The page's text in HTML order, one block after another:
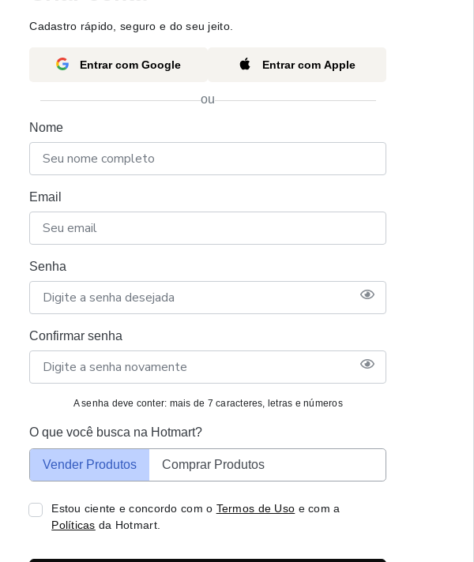
Cadastro rápido, seguro e do seu jeito.
Entrar com Google Entrar com Apple
ou
Nome
Email
Senha
Confirmar senha
A senha deve conter: mais de 7 caracteres, letras e números
O que você busca na Hotmart?
Vender Produtos Comprar Produtos
Estou ciente e concordo com o Termos de Uso e com a
Políticas da Hotmart.